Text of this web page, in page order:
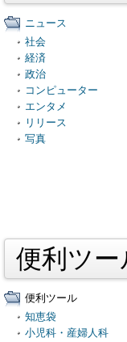
ニュース
社会
経済
政治
コンピューター
エンタメ
リリース
写真
便利ツ
便利ツール
知恵袋
小児科・産婦人科